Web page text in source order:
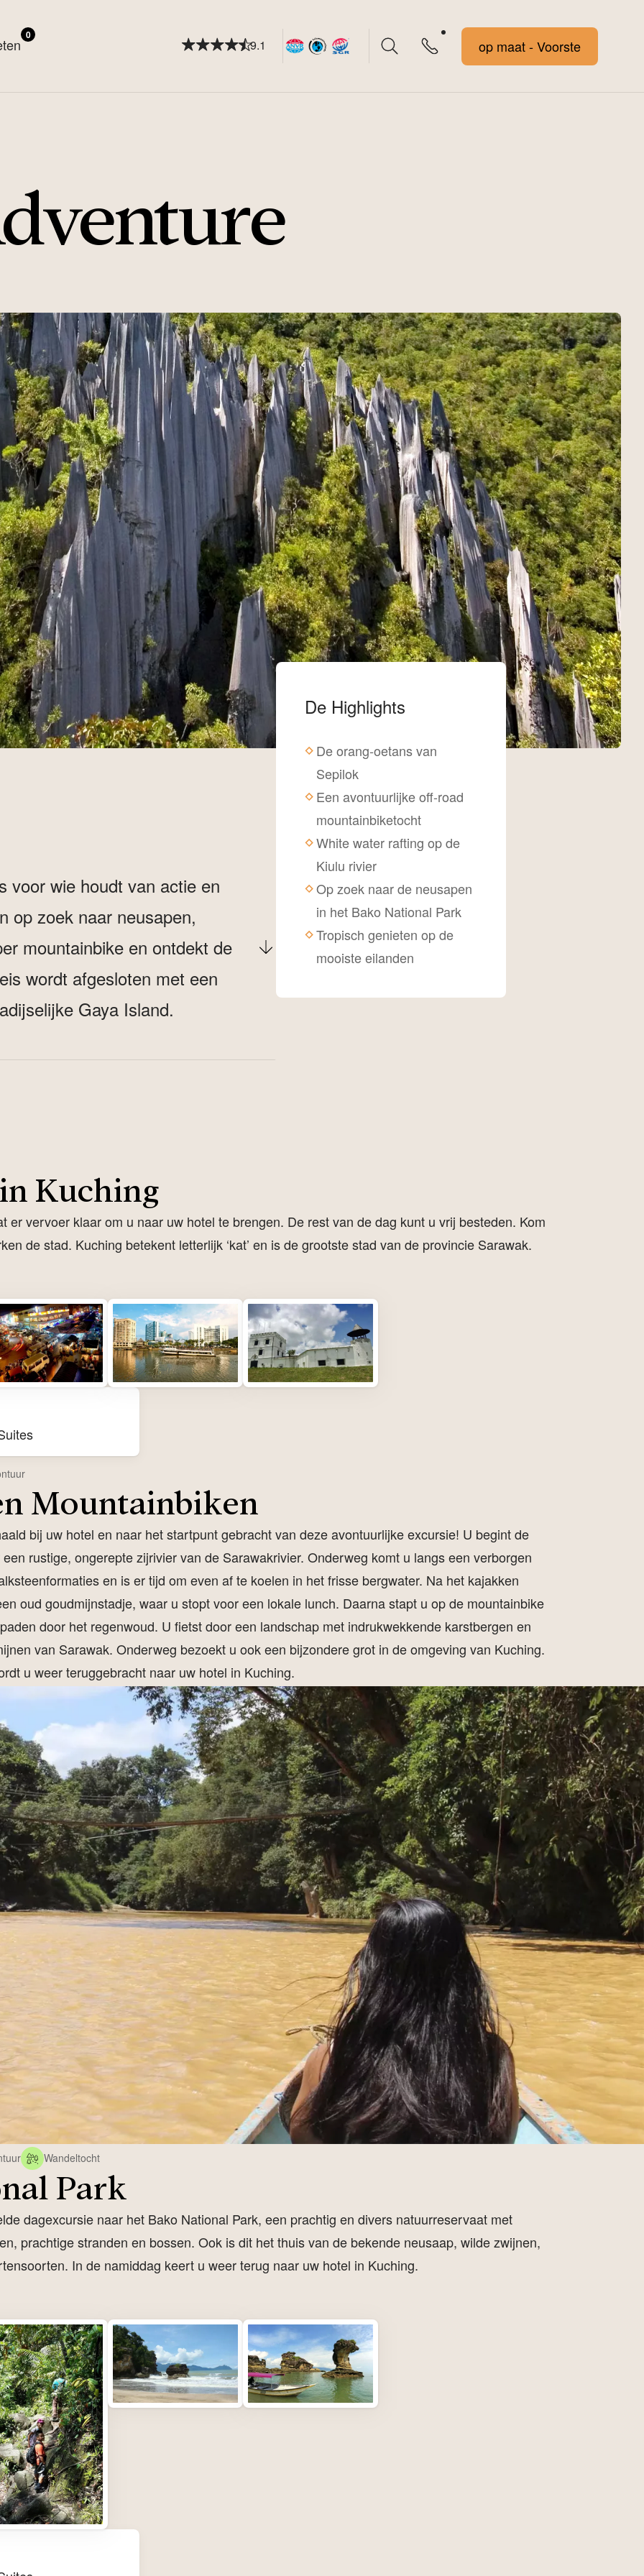
0
9.1 Voorstel op maat - Voorstel op maat
voor wie houdt van actie en
op zoek naar neusapen,
mountainbike en ontdekt de
wordt afgesloten met een
Gaya Island.
laat u de stad achter u en duikt u
en andere bijzondere dieren. De reis
paradijselijke Gaya Island.
De Highlights
De orang-oetans van
Sepilok
Een avontuurlijke off-road
mountainbiketocht
White water rafting op de
Kiulu rivier
Op zoek naar de neusapen
in het Bako National Park
Tropisch genieten op de
mooiste eilanden
Kuching
er vervoer klaar om u naar uw hotel te brengen. De rest van de dag kunt u vrij besteden. Kom
de stad. Kuching betekent letterlijk ‘kat’ en is de grootste stad van de provincie Sarawak.
Mountainbiken
bij uw hotel en naar het startpunt gebracht van deze avontuurlijke excursie! U begint de
rustige, ongerepte zijrivier van de Sarawakrivier. Onderweg komt u langs een verborgen
en is er tijd om even af te koelen in het frisse bergwater. Na het kajakken
oud goudmijnstadje, waar u stopt voor een lokale lunch. Daarna stapt u op de mountainbike
door het regenwoud. U fietst door een landschap met indrukwekkende karstbergen en
van Sarawak. Onderweg bezoekt u ook een bijzondere grot in de omgeving van Kuching.
u weer teruggebracht naar uw hotel in Kuching.
Wandeltocht
Park
dagexcursie naar het Bako National Park, een prachtig en divers natuurreservaat met
prachtige stranden en bossen. Ook is dit het thuis van de bekende neusaap, wilde zwijnen,
In de namiddag keert u weer terug naar uw hotel in Kuching.